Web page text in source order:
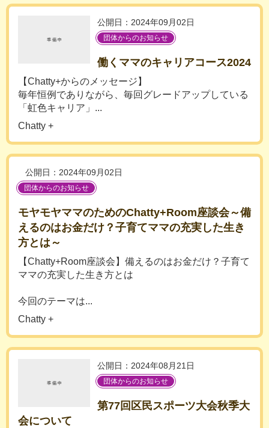
公開日：2024年09月02日
団体からのお知らせ
働くママのキャリアコース2024
【Chatty+からのメッセージ】
毎年恒例でありながら、毎回グレードアップしている
「虹色キャリア」...
Chatty +
公開日：2024年09月02日
団体からのお知らせ
モヤモヤママのためのChatty+Room座談会～備
えるのはお金だけ？子育てママの充実した生き
方とは～
【Chatty+Room座談会】備えるのはお金だけ？子育て
ママの充実した生き方とは
今回のテーマは...
Chatty +
公開日：2024年08月21日
団体からのお知らせ
第77回区民スポーツ大会秋季大
会について